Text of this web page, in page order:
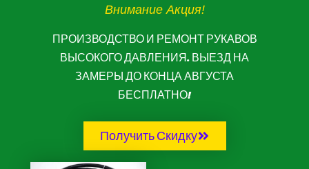
Внимание Акция!
ПРОИЗВОДСТВО И РЕМОНТ РУКАВОВ
ВЫСОКОГО ДАВЛЕНИЯ. ВЫЕЗД НА
ЗАМЕРЫ ДО КОНЦА АВГУСТА
БЕСПЛАТНО!
Получить Скидку